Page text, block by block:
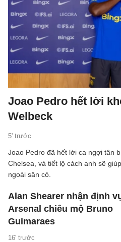
Joao Pedro hết lời
Welbeck
5' trước
Joao Pedro đã hết lời ca ngợi tân
Chelsea, và tiết lộ cách anh sẽ
ngoài sân cỏ.
Alan Shearer nhận định
Arsenal chiêu mộ Bruno
Guimaraes
16' trước